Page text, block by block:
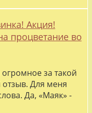
Акция!
процветание во
за такой
Для меня
Да, «Маяк» -